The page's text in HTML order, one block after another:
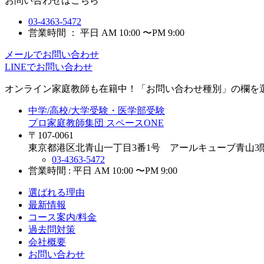
03-4363-5472
営業時間 ： 平日 AM 10:00 〜PM 9:00
メールでお問い合わせ
LINEでお問い合わせ
オンライン家庭教師 も在籍中！「お問い合わせ種別」の欄を
中学/高校/大学受験・医学部受験
プロ家庭教師集団 スペースONE
〒107-0061
東京都港区北青山一丁目3番1号 アールキューブ青山3
03-4363-5472
営業時間 : 平日 AM 10:00 〜PM 9:00
選ばれる理由
最新情報
コース案内/料金
過去問対策
会社概要
お問い合わせ